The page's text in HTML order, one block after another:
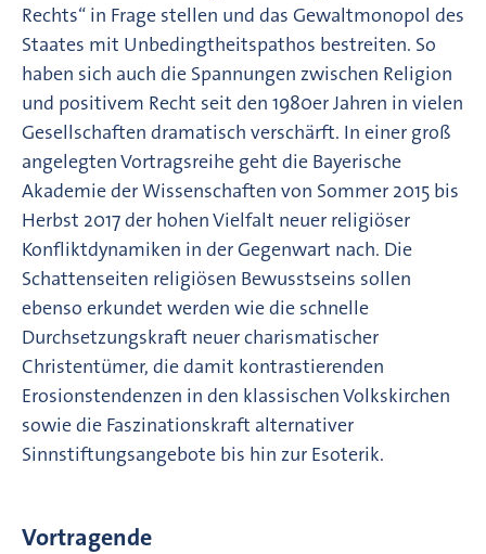
Rechts“ in Frage stellen und das Gewaltmonopol des
Staates mit Unbedingtheitspathos bestreiten. So
haben sich auch die Spannungen zwischen Religion
und positivem Recht seit den 1980er Jahren in vielen
Gesellschaften dramatisch verschärft. In einer groß
angelegten Vortragsreihe geht die Bayerische
Akademie der Wissenschaften von Sommer 2015 bis
Herbst 2017 der hohen Vielfalt neuer religiöser
Konfliktdynamiken in der Gegenwart nach. Die
Schattenseiten religiösen Bewusstseins sollen
ebenso erkundet werden wie die schnelle
Durchsetzungskraft neuer charismatischer
Christentümer, die damit kontrastierenden
Erosionstendenzen in den klassischen Volkskirchen
sowie die Faszinationskraft alternativer
Sinnstiftungsangebote bis hin zur Esoterik.
Vortragende